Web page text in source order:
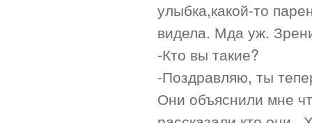
улыбка,какой-то
видела. Мда уж.
-Кто вы такие?
-Поздравляю, ты
Они объяснили мне